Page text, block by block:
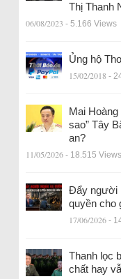
Thị Thanh
06/08/2023 - 5.166 Views
Ủng hộ
15/02/2018 -
Mai Hoàng
sao” Tây
an?
11/05/2026 - 18.515 Views
Đẩy người
quyền cho
17/06/2026 -
Thanh lọc
chất hay